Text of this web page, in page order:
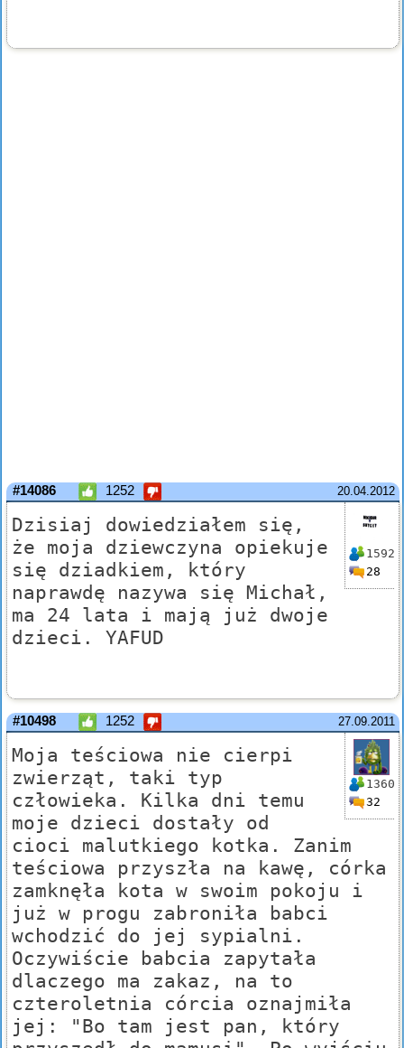
20.04.2012
#14086 1252
1592
28
Dzisiaj dowiedziałem się,
że moja dziewczyna opiekuje
się dziadkiem, który
naprawdę nazywa się Michał,
ma 24 lata i mają już dwoje
dzieci. YAFUD
27.09.2011
#10498 1252
1360
32
Moja teściowa nie cierpi
zwierząt, taki typ
człowieka. Kilka dni temu
moje dzieci dostały od
cioci malutkiego kotka. Zanim
teściowa przyszła na kawę, córka
zamknęła kota w swoim pokoju i
już w progu zabroniła babci
wchodzić do jej sypialni.
Oczywiście babcia zapytała
dlaczego ma zakaz, na to
czteroletnia córcia oznajmiła
jej: "Bo tam jest pan, który